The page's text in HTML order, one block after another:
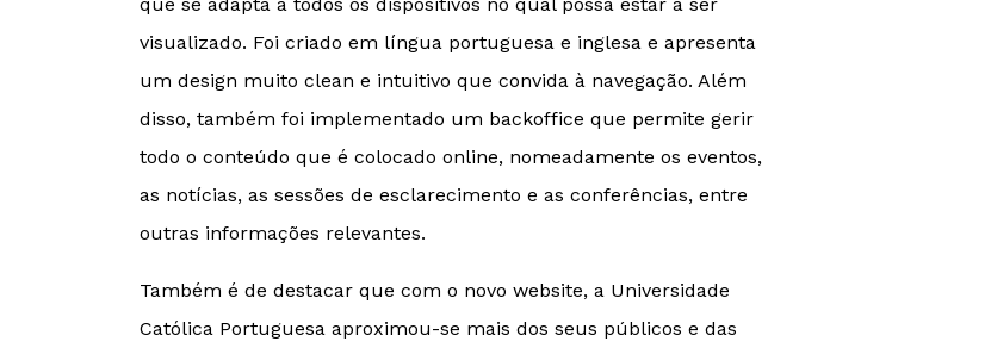
que se adapta a todos os dispositivos no qual possa estar a ser
visualizado. Foi criado em língua portuguesa e inglesa e apresenta
um design muito clean e intuitivo que convida à navegação. Além
disso, também foi implementado um backoffice que permite gerir
todo o conteúdo que é colocado online, nomeadamente os eventos,
as notícias, as sessões de esclarecimento e as conferências, entre
outras informações relevantes.
Também é de destacar que com o novo website, a Universidade
Católica Portuguesa aproximou-se mais dos seus públicos e das